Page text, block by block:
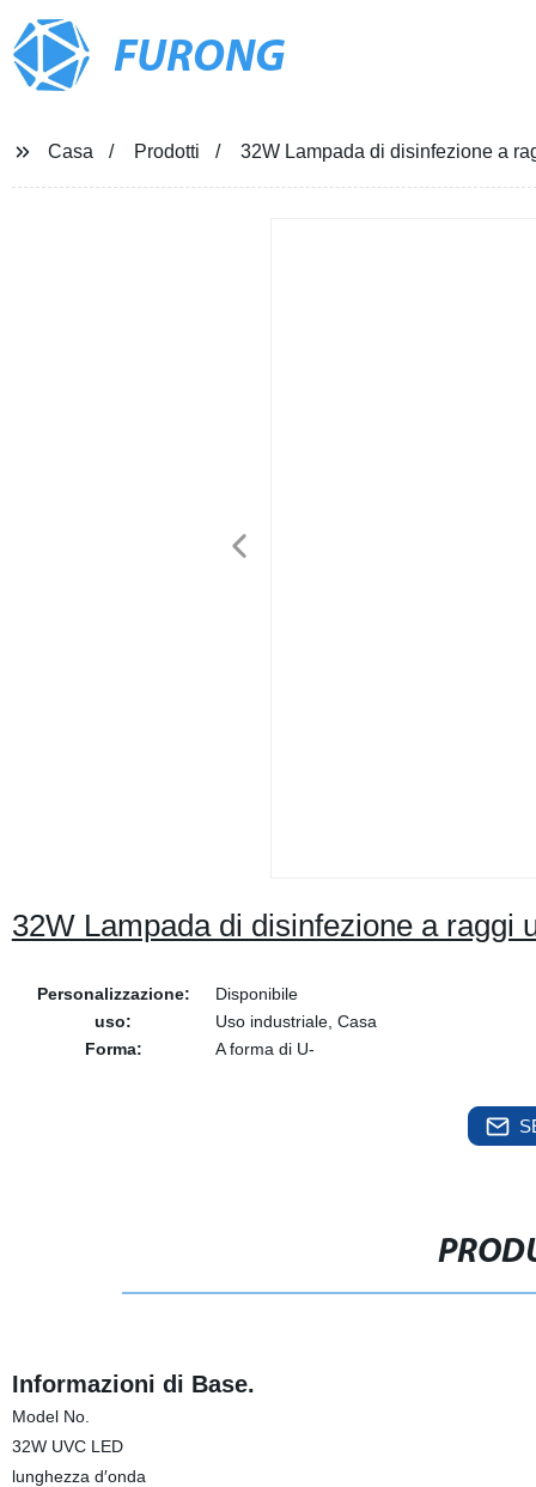
FURONG
Casa Prodotti 32W Lampada di disinfezione a
32W Lampada di disinfezione a raggi
Personalizzazione:
Disponibile
uso:
Uso industriale, Casa
Forma:
A forma di U-
Informazioni di Base.
Model No.
32W UVC LED
lunghezza d′onda